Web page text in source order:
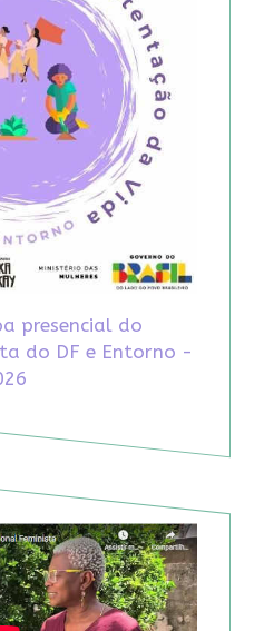
presencial do
do DF e Entorno -